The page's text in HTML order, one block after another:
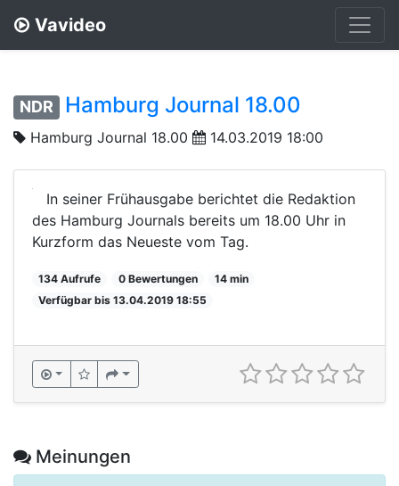
Vavideo
NDR Hamburg Journal 18.00
Hamburg Journal 18.00 14.03.2019 18:00
In seiner Frühausgabe berichtet die Redaktion
des Hamburg Journals bereits um 18.00 Uhr in
Kurzform das Neueste vom Tag.
134 Aufrufe 0 Bewertungen
14 min
Verfügbar bis 13.04.2019 18:55
Meinungen